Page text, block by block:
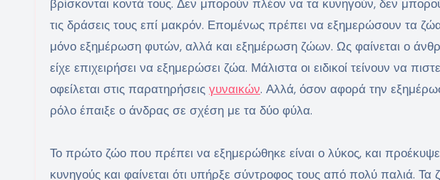
βρίσκονται κοντά τους. Δεν μπορούν πλέον να τα κυνηγούν, δεν
τις δράσεις τους επί μακρόν. Επομένως πρέπει να εξημερώσουν τα
μόνο εξημέρωση φυτών, αλλά και εξημέρωση ζώων. Ως φαίνεται ο
είχε επιχειρήσει να εξημερώσει ζώα. Μάλιστα οι ειδικοί τείνουν να
οφείλεται στις παρατηρήσεις γυναικών. Αλλά, όσον αφορά την
ρόλο έπαιξε ο άνδρας σε σχέση με τα δύο φύλα.
Το πρώτο ζώο που πρέπει να εξημερώθηκε είναι ο λύκος, και
κυνηγούς και φαίνεται ότι υπήρξε σύντροφος τους από πολύ παλιά.